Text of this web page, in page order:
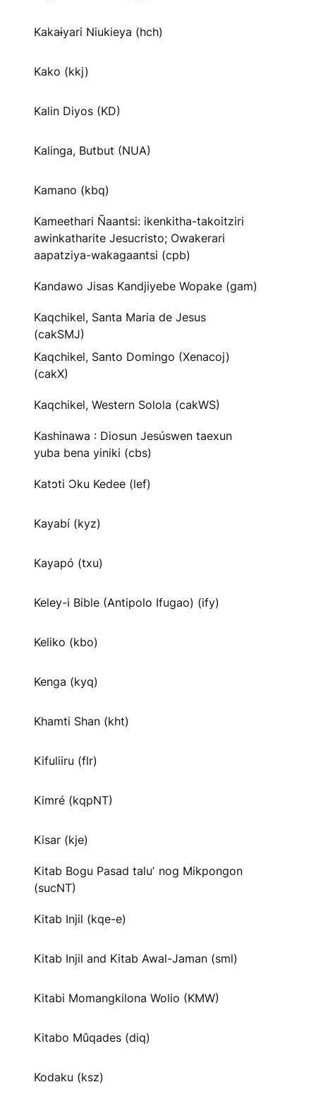
Kakaɨyari Niukieya (hch)
Kako (kkj)
Kalin Diyos (KD)
Kalinga, Butbut (NUA)
Kamano (kbq)
Kameethari Ñaantsi: ikenkitha-takoitziri
awinkatharite Jesucristo; Owakerari
aapatziya-wakagaantsi (cpb)
Kandawo Jisas Kandjiyebe Wopake (gam)
Kaqchikel, Santa Maria de Jesus
(cakSMJ)
Kaqchikel, Santo Domingo (Xenacoj)
(cakX)
Kaqchikel, Western Solola (cakWS)
Kashinawa : Diosun Jesúswen taexun
yuba bena yiniki (cbs)
Katɔti Ɔku Kedee (lef)
Kayabí (kyz)
Kayapó (txu)
Keley-i Bible (Antipolo Ifugao) (ify)
Keliko (kbo)
Kenga (kyq)
Khamti Shan (kht)
Kifuliiru (flr)
Kimré (kqpNT)
Kisar (kje)
Kitab Bogu Pasad taluʼ nog Mikpongon
(sucNT)
Kitab Injil (kqe-e)
Kitab Injil and Kitab Awal-Jaman (sml)
Kitabi Momangkilona Wolio (KMW)
Kitabo Mûqades (diq)
Kodaku (ksz)